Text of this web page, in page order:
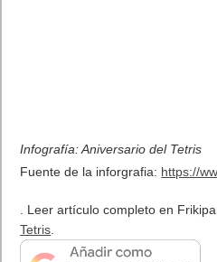
Infografía: Aniversario del Tetris
Fuente de la inforgrafia:https://
. Leer artículo completo en
Tetris.